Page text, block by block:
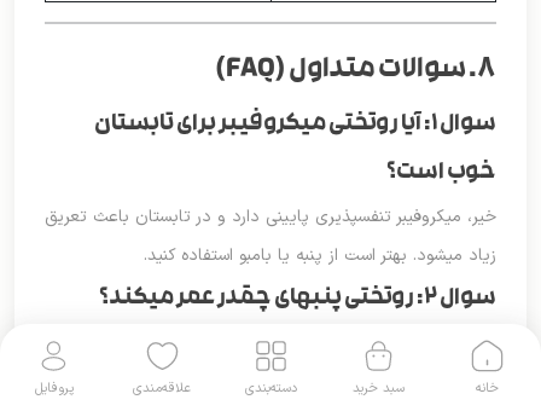
خانه سبد خرید دسته‌بندی علاقه‌مندی پروفایل
۸. سوالات متداول (FAQ)
سوال ۱: آیا روتختی میکروفیبر برای تابستان
خوب است؟
خیر، میکروفیبر تنفسپذیری پایینی دارد و در تابستان باعث تعریق
زیاد میشود. بهتر است از پنبه یا بامبو استفاده کنید.
سوال ۲: روتختی پنبهای چقدر عمر میکند؟
با شستشوی صحیح (آب سرد، شوینده ملایم، خشک کردن در
سایه) یک روتختی پنبهای با کیفیت تا ۵ تا ۱۰ سال عمر میکند.